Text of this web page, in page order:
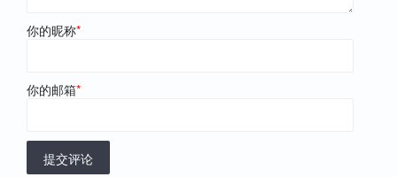
你的昵称*
你的邮箱*
提交评论